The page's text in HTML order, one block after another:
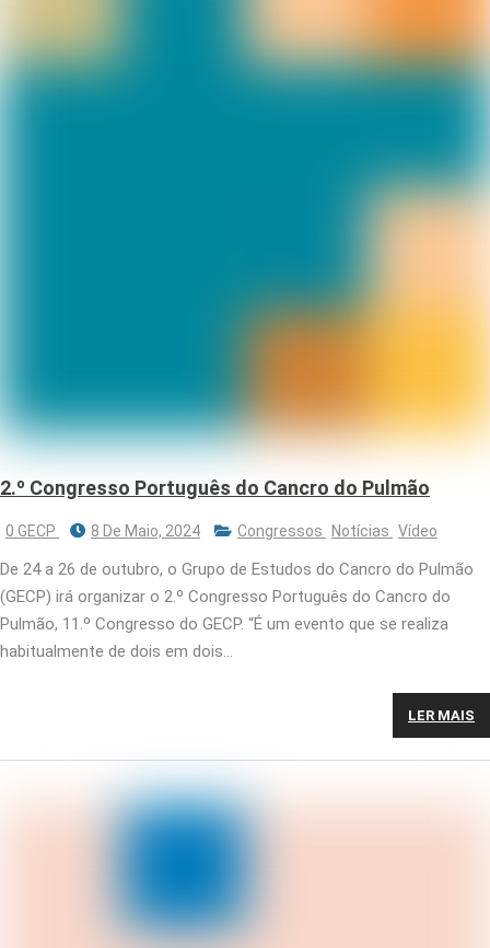
2.º Congresso Português do Cancro do Pulmão
0 GECP 8 De Maio, 2024 Congressos Notícias Vídeo
De 24 a 26 de outubro, o Grupo de Estudos do Cancro do Pulmão
(GECP) irá organizar o 2.º Congresso Português do Cancro do
Pulmão, 11.º Congresso do GECP. “É um evento que se realiza
habitualmente de dois em dois…
LER MAIS